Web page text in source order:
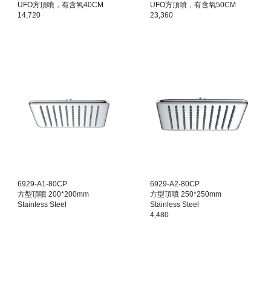
UFO方頂噴，有含氧40CM
14,720
UFO方頂噴，有含氧50CM
23,360
6929-A1-80CP
方型頂噴 200*200mm
Stainless Steel
6929-A2-80CP
方型頂噴 250*250mm
Stainless Steel
4,480